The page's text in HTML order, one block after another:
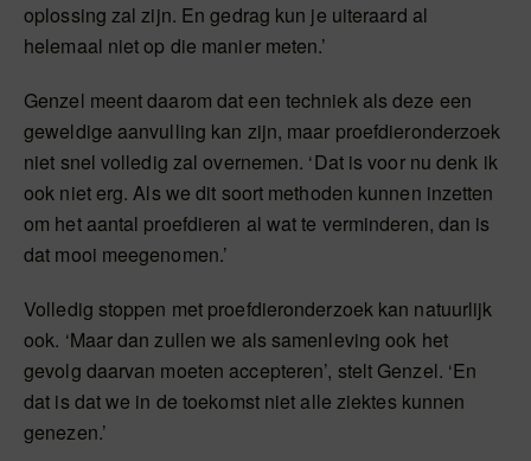
oplossing zal zijn. En gedrag kun je uiteraard al
helemaal niet op die manier meten.’
Genzel meent daarom dat een techniek als deze een
geweldige aanvulling kan zijn, maar proefdieronderzoek
niet snel volledig zal overnemen. ‘Dat is voor nu denk ik
ook niet erg. Als we dit soort methoden kunnen inzetten
om het aantal proefdieren al wat te verminderen, dan is
dat mooi meegenomen.’
Volledig stoppen met proefdieronderzoek kan natuurlijk
ook. ‘Maar dan zullen we als samenleving ook het
gevolg daarvan moeten accepteren’, stelt Genzel. ‘En
dat is dat we in de toekomst niet alle ziektes kunnen
genezen.’